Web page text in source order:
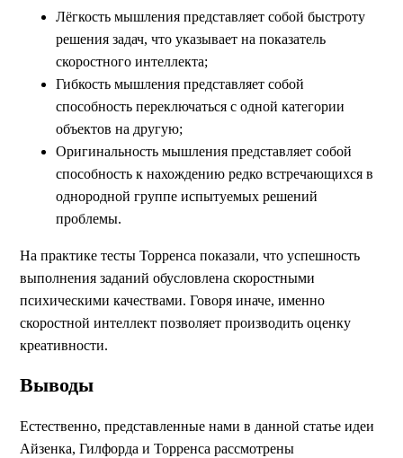
Лёгкость мышления представляет собой быстроту
решения задач, что указывает на показатель
скоростного интеллекта;
Гибкость мышления представляет собой
способность переключаться с одной категории
объектов на другую;
Оригинальность мышления представляет собой
способность к нахождению редко встречающихся в
однородной группе испытуемых решений
проблемы.
На практике тесты Торренса показали, что успешность
выполнения заданий обусловлена скоростными
психическими качествами. Говоря иначе, именно
скоростной интеллект позволяет производить оценку
креативности.
Выводы
Естественно, представленные нами в данной статье идеи
Айзенка, Гилфорда и Торренса рассмотрены